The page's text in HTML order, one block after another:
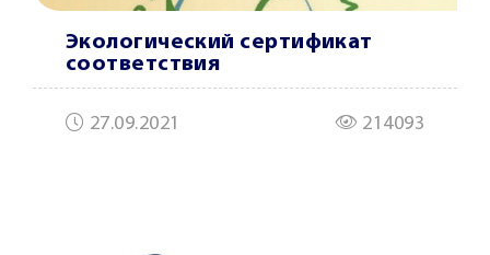
Экологический сертификат
соответствия
27.09.2021 214093